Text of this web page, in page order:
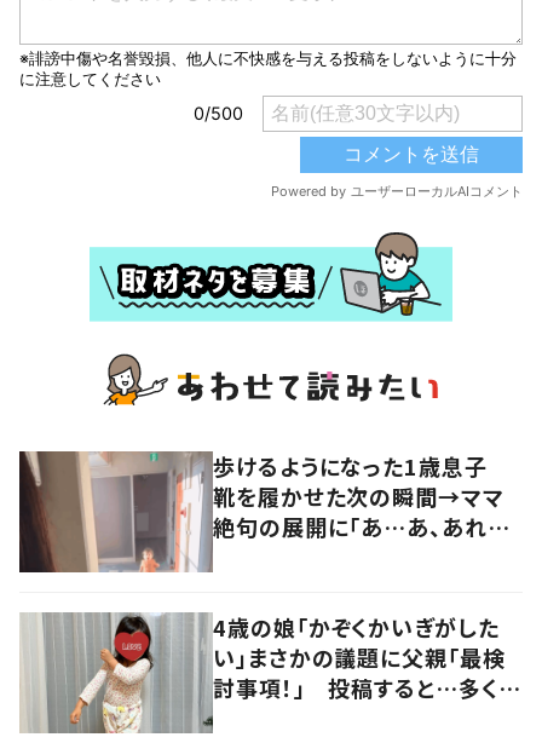
歩けるようになった1歳息子
靴を履かせた次の瞬間→ママ
絶句の展開に「あ…あ、あれ？」
4歳の娘「かぞくかいぎがした
い」まさかの議題に父親「最検
討事項！」 投稿すると…多くの